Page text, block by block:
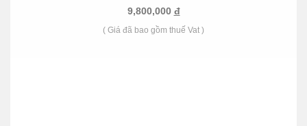
9,800,000 đ
( Giá đã bao gồm thuế Vat )